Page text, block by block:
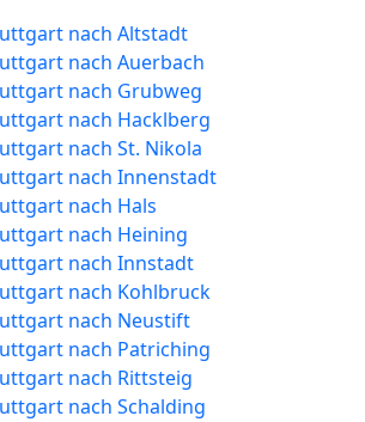
nach Altstadt
nach Auerbach
nach Grubweg
nach Hacklberg
nach St. Nikola
nach Innenstadt
nach Hals
nach Heining
nach Innstadt
nach Kohlbruck
nach Neustift
nach Patriching
nach Rittsteig
nach Schalding